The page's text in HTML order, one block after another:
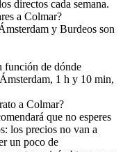
directos cada semana.
a Colmar?
y Burdeos son
función de dónde
1 h y 10 min,
a Colmar?
que no esperes
los precios no van a
un poco de